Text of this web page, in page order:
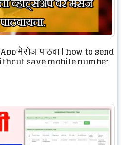
मेसेज पाठवा | how to send
save mobile number.